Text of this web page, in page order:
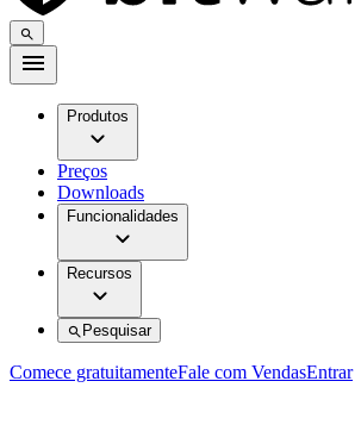
Produtos
Preços
Downloads
Funcionalidades
Recursos
Pesquisar
Comece gratuitamenteFale com VendasEntrar